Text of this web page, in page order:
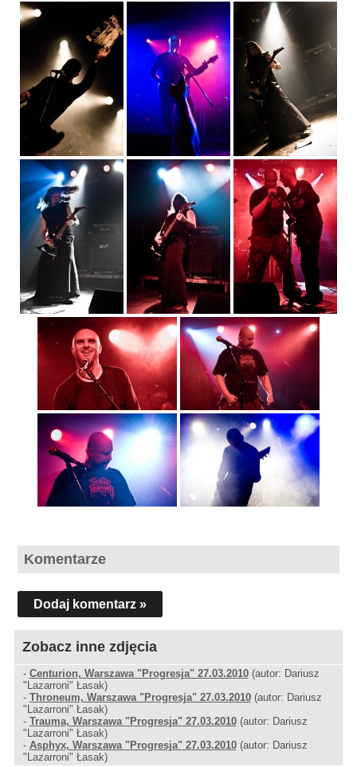
Komentarze
Dodaj komentarz »
Zobacz inne zdjęcia
- Centurion, Warszawa "Progresja" 27.03.2010(autor: Dariusz
"Lazarroni" Łasak)
- Throneum, Warszawa "Progresja" 27.03.2010(autor: Dariusz
"Lazarroni" Łasak)
- Trauma, Warszawa "Progresja" 27.03.2010(autor: Dariusz
"Lazarroni" Łasak)
- Asphyx, Warszawa "Progresja" 27.03.2010(autor: Dariusz
"Lazarroni" Łasak)